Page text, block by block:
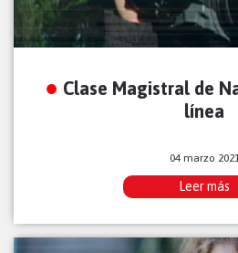
Clase Magistral de
línea
04 marzo
Leer más